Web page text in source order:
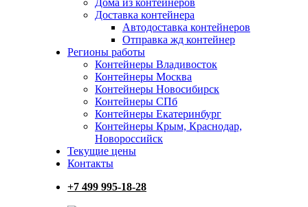
Дома из контейнеров
Доставка контейнера
Автодоставка контейнеров
Отправка жд контейнер
Регионы работы
Контейнеры Владивосток
Контейнеры Москва
Контейнеры Новосибирск
Контейнеры СПб
Контейнеры Екатеринбург
Контейнеры Крым, Краснодар,
Новороссийск
Текущие цены
Контакты
+7 499 995-18-28